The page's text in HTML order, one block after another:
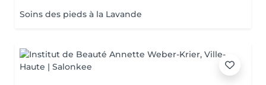
Soins des pieds à la Lavande